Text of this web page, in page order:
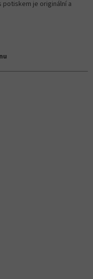
je originální a